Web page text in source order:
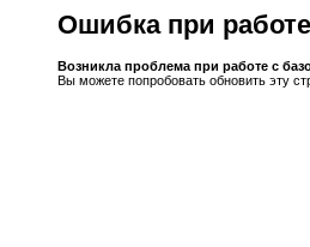
Ошибка при
Возникла проблема при работе с
Вы можете попробовать обновить эту